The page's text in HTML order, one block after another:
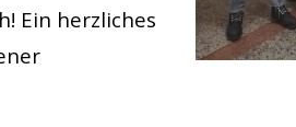
Ein herzliches